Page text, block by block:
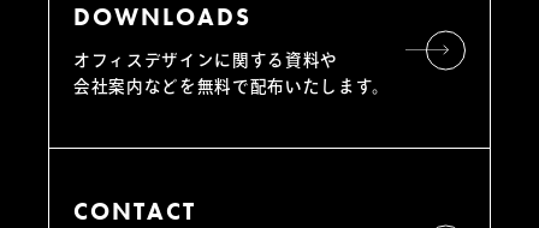
DOWNLOADS
オフィスデザインに関する資料や
会社案内などを無料で配布いたします。
CONTACT